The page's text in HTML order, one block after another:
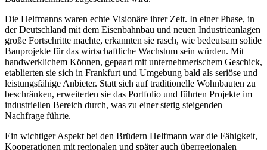
Die Helfmanns waren echte Visionäre ihrer Zeit. In einer Phase, in
der Deutschland mit dem Eisenbahnbau und neuen Industrieanlagen
große Fortschritte machte, erkannten sie rasch, wie bedeutsam solide
Bauprojekte für das wirtschaftliche Wachstum sein würden. Mit
handwerklichem Können, gepaart mit unternehmerischem Geschick,
etablierten sie sich in Frankfurt und Umgebung bald als seriöse und
leistungsfähige Anbieter. Statt sich auf traditionelle Wohnbauten zu
beschränken, erweiterten sie das Portfolio und führten Projekte im
industriellen Bereich durch, was zu einer stetig steigenden
Nachfrage führte.
Ein wichtiger Aspekt bei den Brüdern Helfmann war die Fähigkeit,
Kooperationen mit regionalen und später auch überregionalen